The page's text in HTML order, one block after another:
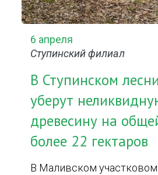
6 апреля
Ступинский филиал
В Ступинском
уберут
древесину на
более 22 гектаров
В Маливском